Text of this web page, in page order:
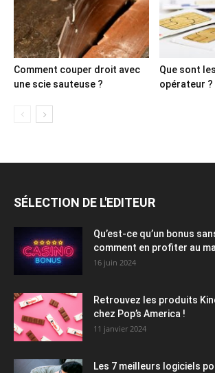
Comment couper droit avec
une scie sauteuse ?
Que sont
opérateur ?
SÉLECTION DE L'EDITEUR
Qu’est-ce qu’un bonus
comment en profiter au
16 juin 2024
Retrouvez les produits
chez Pop’s America !
11 janvier 2024
Les 7 meilleurs logiciels